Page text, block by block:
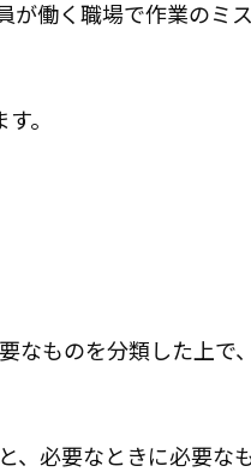
が働く職場で作業のミ
。
なものを分類した上で
、必要なときに必要な